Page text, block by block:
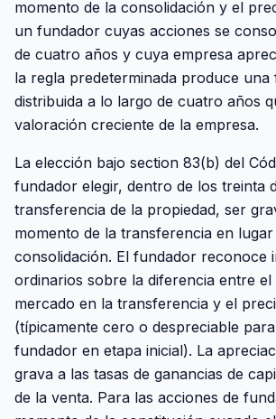
momento de la consolidación y el
un fundador cuyas acciones se
de cuatro años y cuya empresa
la regla predeterminada produce
distribuida a lo largo de cuatro años
valoración creciente de la empresa.
La elección bajo section 83(b) del
fundador elegir, dentro de los treinta
transferencia de la propiedad, ser
momento de la transferencia en
consolidación. El fundador reconoce
ordinarios sobre la diferencia entre
mercado en la transferencia y el
(típicamente cero o despreciable
fundador en etapa inicial). La
grava a las tasas de ganancias de
de la venta. Para las acciones de